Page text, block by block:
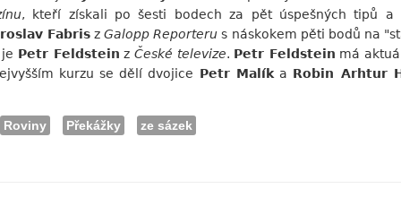
, kteří získali po šesti bodech za pět úspešných tipů a
FabriszGalopp Reporteru s náskokem pěti bodů na
Petr Feldstein z České televize. Petr Feldstein má
kurzu se dělí dvojice Petr Malík a Robin Arhtur
Roviny Překážky
ze sázek